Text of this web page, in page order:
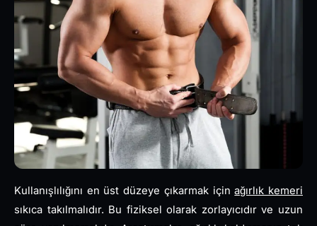
Kullanışlılığını en üst düzeye çıkarmak içinağırlık kemeri
sıkıca takılmalıdır. Bu fiziksel olarak zorlayıcıdır ve uzun